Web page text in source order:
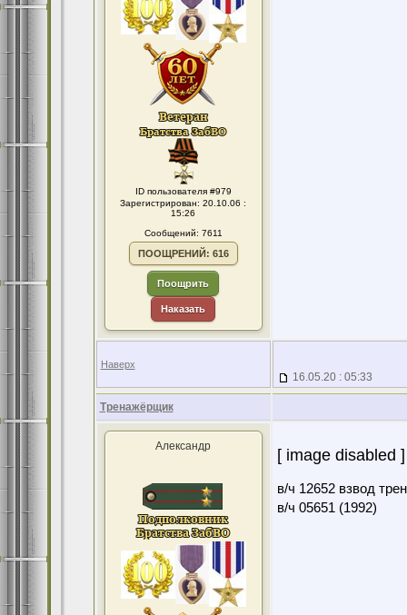
ID пользователя #979
Зарегистрирован: 20.10.06 :
15:26
Сообщений: 7611
ПООЩРЕНИЙ: 616
Поощрить
Наказать
Наверх
16.05.20 : 05:33
Тренажёрщик
Александр [ image disabled ]
в/ч 12652 взвод
в/ч 05651 (1992)